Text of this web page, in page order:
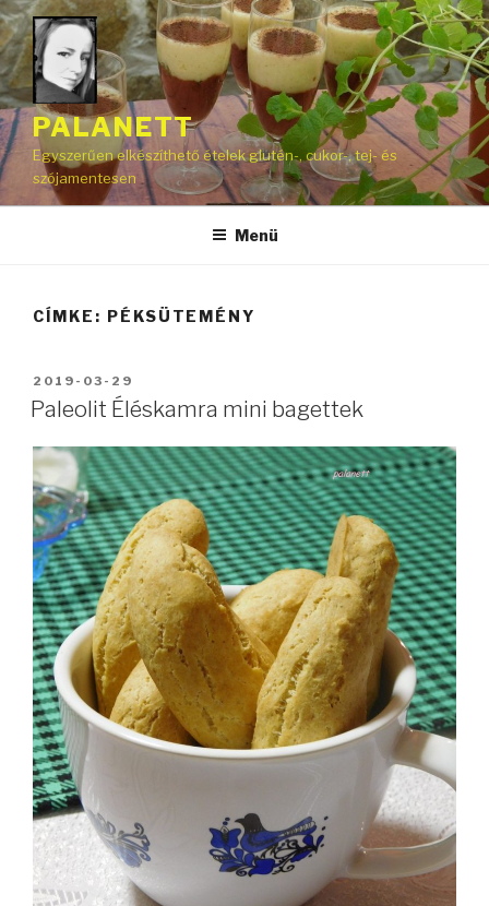
Tartalomhoz
PALANETT
Egyszerűen elkészíthető ételek glutén-, cukor-, tej- és
szójamentesen
Menü
CÍMKE: PÉKSÜTEMÉNY
BEKÜLDVE:
2019-03-29
Paleolit Éléskamra mini bagettek